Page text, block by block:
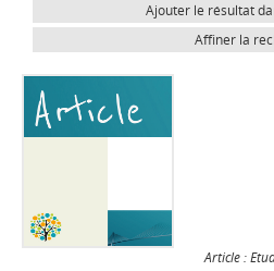
Ajouter le résultat
Affiner la
Article :